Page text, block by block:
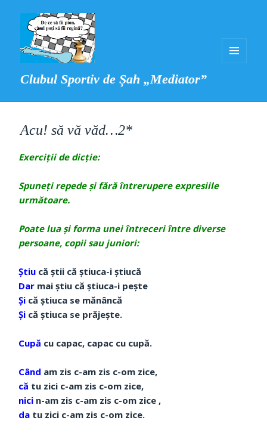
Clubul Sportiv de Șah „Mediator”
Acu! să vă văd…2*
Exerciții de dicție:
Spuneți repede și fără întrerupere expresiile
următoare.
Poate lua și forma unei întreceri între diverse
persoane, copii sau juniori:
Ştiu că ştii că ştiuca-i ştiucă
Dar mai ştiu că ştiuca-i peşte
Şi că ştiuca se mănâncă
Şi că ştiuca se prăjeşte.
Cupă cu capac, capac cu cupă.
Când am zis c-am zis c-om zice,
că tu zici c-am zis c-om zice,
nici n-am zis c-am zis c-om zice ,
da tu zici c-am zis c-om zice.